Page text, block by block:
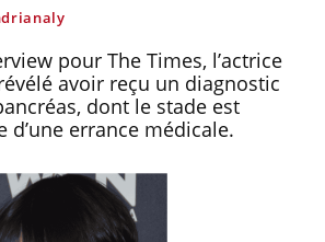
pour The Times, l’actrice
avoir reçu un diagnostic
dont le stade est
d’une errance médicale.